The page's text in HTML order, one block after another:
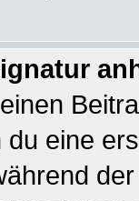
du eine